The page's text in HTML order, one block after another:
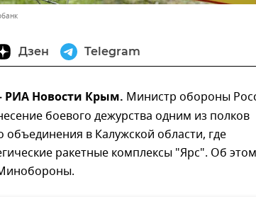
Дзен Telegram
Новости Крым. Министр обороны
боевого дежурства одним из полков
объединения в Калужской области, где
ракетные комплексы "Ярс". Об этом